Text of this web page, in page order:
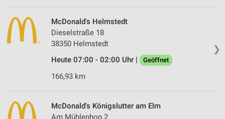
❯
McDonald's Helmstedt
Dieselstraße 18
38350 Helmstedt
Heute 07:00 - 02:00 Uhr |
Geöffnet
166,93 km
McDonald's Königslutter am Elm